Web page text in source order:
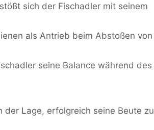
sich der Fischadler mit seinem
als Antrieb beim Abstoßen von
seine Balance während des
Lage, erfolgreich seine Beute zu